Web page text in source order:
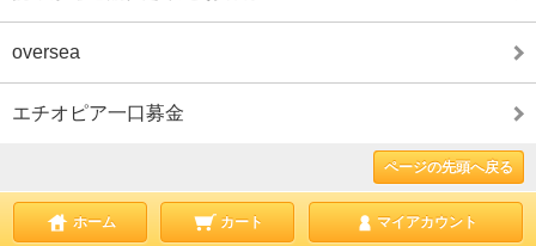
oversea
エチオピア一口募金
ページの先頭へ戻る
ホーム カート マイアカウント